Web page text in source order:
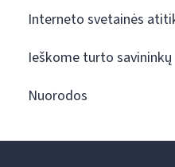
Interneto svetainės
Ieškome turto savininkų
Nuorodos